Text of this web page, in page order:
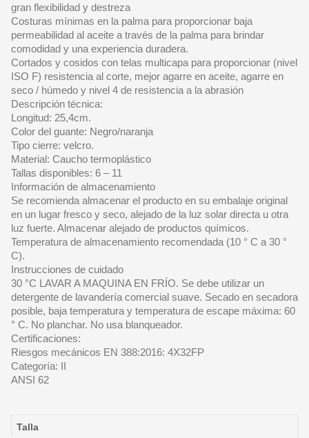
gran flexibilidad y destreza
Costuras mínimas en la palma para proporcionar baja
permeabilidad al aceite a través de la palma para brindar
comodidad y una experiencia duradera.
Cortados y cosidos con telas multicapa para proporcionar (nivel
ISO F) resistencia al corte, mejor agarre en aceite, agarre en
seco / húmedo y nivel 4 de resistencia a la abrasión
Descripción técnica:
Longitud: 25,4cm.
Color del guante: Negro/naranja
Tipo cierre: velcro.
Material: Caucho termoplástico
Tallas disponibles: 6 – 11
Información de almacenamiento
Se recomienda almacenar el producto en su embalaje original
en un lugar fresco y seco, alejado de la luz solar directa u otra
luz fuerte. Almacenar alejado de productos químicos.
Temperatura de almacenamiento recomendada (10 ° C a 30 °
C).
Instrucciones de cuidado
30 °C LAVAR A MAQUINA EN FRÍO. Se debe utilizar un
detergente de lavandería comercial suave. Secado en secadora
posible, baja temperatura y temperatura de escape máxima: 60
° C. No planchar. No usa blanqueador.
Certificaciones:
Riesgos mecánicos EN 388:2016: 4X32FP
Categoría: II
ANSI 62
Talla